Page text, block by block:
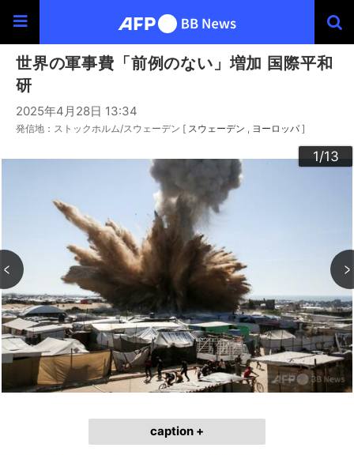
世界の軍事費「前例のない」増加 国際平和
研
2025年4月28日 13:34
発信地：ストックホルム/スウェーデン [ スウェーデン ヨーロッパ ]
1/13
2/13
3/13
4/13
5/13
6/13
7/13
8/13
9/13
10/13
11/13
12/13
13/13
caption +